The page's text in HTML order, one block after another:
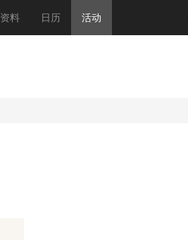
资料 日历 活动